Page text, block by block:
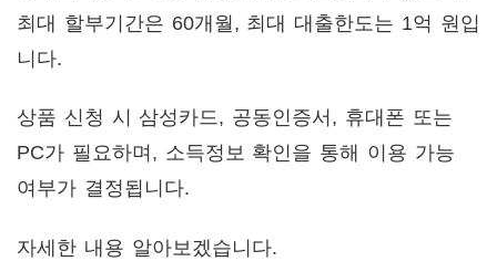
최대 할부기간은 60개월, 최대 대출한도는 1억 원입
니다.
상품 신청 시 삼성카드, 공동인증서, 휴대폰 또는
PC가 필요하며, 소득정보 확인을 통해 이용 가능
여부가 결정됩니다​​.
자세한 내용 알아보겠습니다.